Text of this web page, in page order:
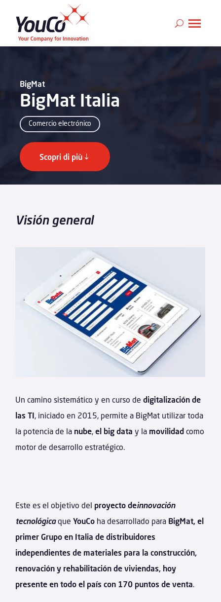
BigMat Italia
BigMat
Comercio electrónico
Scopri di più
Visión general
Un camino sistemático y en curso dedigitalización de
las TI , iniciado en 2015, permite a BigMat utilizar toda
la potencia de la nube ,el big data y la movilidad como
motor de desarrollo estratégico.
Este es el objetivo del proyecto deinnovación
tecnológicaqueYouCo ha desarrollado para BigMat, el
primer Grupo en Italia de distribuidores
independientes de materiales para la construcción,
renovación y rehabilitación de viviendas, hoy
presente en todo el país con 170 puntos de venta